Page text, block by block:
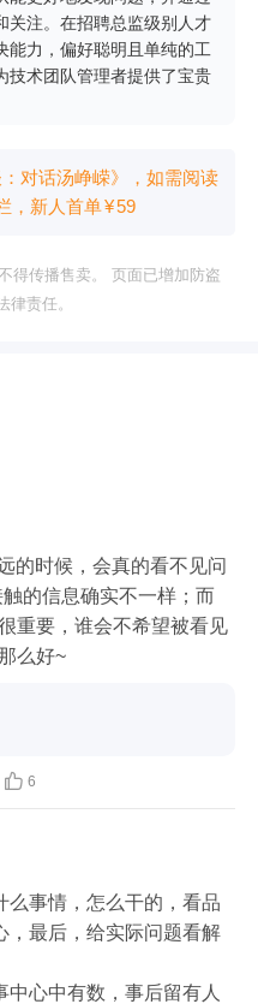
关注。在招聘总监级别人才
能力，偏好聪明且单纯的工
技术团队管理者提供了宝贵
对话汤峥嵘》，如需阅读
，新⼈⾸单¥59
得传播售卖。 页面已增加防盗
责任。
的时候，会真的看不见问
的信息确实不一样；而
重要，谁会不希望被看见
么好~
 6
么事情，怎么干的，看品
，最后，给实际问题看解
心中有数，事后留有人